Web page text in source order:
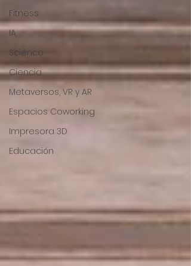
Fitness
IA
Science
Ciencia
Metaversos, VR y AR
Espacios Coworking
Impresora 3D
Educación